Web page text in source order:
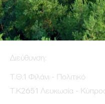
Διεύθυνση:
Τ.Θ.1 Φιλάνι - Πολιτικό
Τ.Κ2651 Λευκωσία -